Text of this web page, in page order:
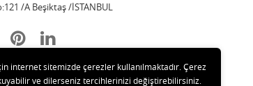
/A Beşiktaş /İSTANBUL
internet sitemizde çerezler kullanılmaktadır. Çerez
ve dilerseniz tercihlerinizi değiştirebilirsiniz.